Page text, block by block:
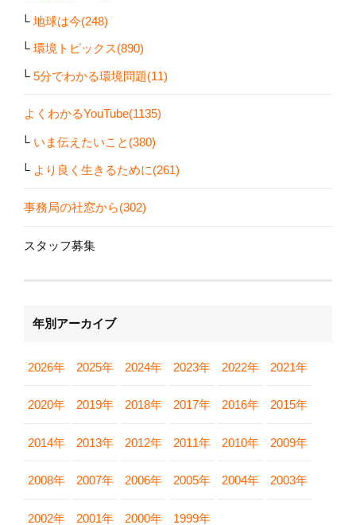
地球は今(248)
環境トピックス(890)
5分でわかる環境問題(11)
よくわかるYouTube(1135)
いま伝えたいこと(380)
より良く生きるために(261)
事務局の社窓から(302)
スタッフ募集
年別アーカイブ
2026年 2025年 2024年 2023年 2022年 2021年
2020年 2019年 2018年 2017年 2016年 2015年
2014年 2013年 2012年 2011年 2010年 2009年
2008年 2007年 2006年 2005年 2004年 2003年
2002年 2001年 2000年 1999年